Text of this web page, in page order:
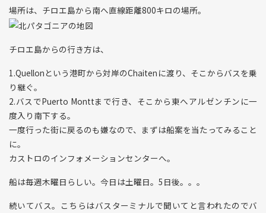
場所は、チロエ島から南へ直線距離800キロの場所。
チロエ島からの行き方は、
1.Quellonという港町から対岸のChaitenに渡り、そこからバスを乗
り継ぐ。
2.バスでPuerto Monttまで行き、そこから東へアルゼンチンに一
度入り南下する。
一度行った街に戻るのも嫌なので、まずは船案を当たってみること
に。
カストロのインフォメーションセンターへ。
船は毎週木曜日らしい。今日は土曜日。5日後。。。
続いてバス。こちらはバスターミナルで聞いてと言われたのでバ